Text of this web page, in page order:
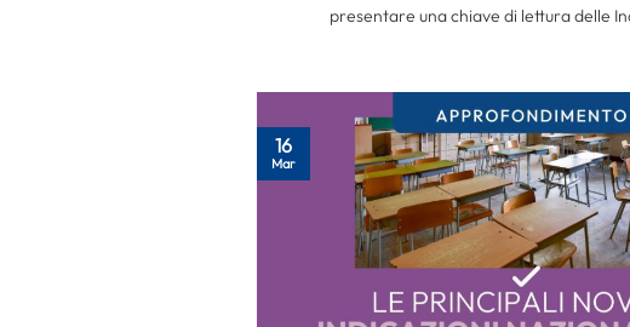
presentare una chiave di lettura delle
16
Mar